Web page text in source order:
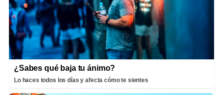
¿Sabes qué baja tu ánimo?
Lo haces todos los días y afecta cómo te sientes